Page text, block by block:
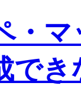
・
でき